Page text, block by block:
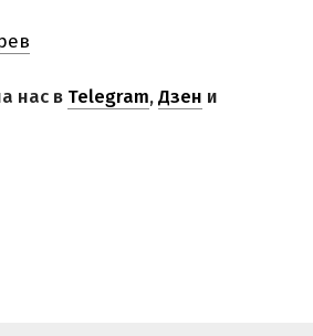
нас в Telegram,Дзен и